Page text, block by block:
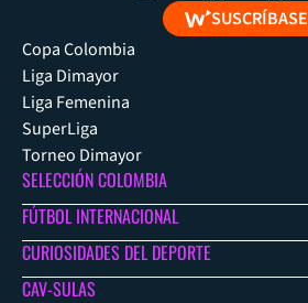
SUSCRÍBASE
Copa Colombia
Liga Dimayor
Liga Femenina
SuperLiga
Torneo Dimayor
SELECCIÓN COLOMBIA
FÚTBOL INTERNACIONAL
CURIOSIDADES DEL DEPORTE
CAV-SULAS